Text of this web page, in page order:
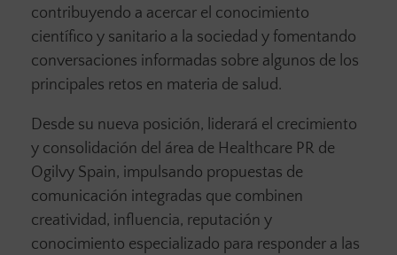
contribuyendo a acercar el conocimiento
científico y sanitario a la sociedad y fomentando
conversaciones informadas sobre algunos de los
principales retos en materia de salud.
Desde su nueva posición, liderará el crecimiento
y consolidación del área de Healthcare PR de
Ogilvy Spain, impulsando propuestas de
comunicación integradas que combinen
creatividad, influencia, reputación y
conocimiento especializado para responder a las